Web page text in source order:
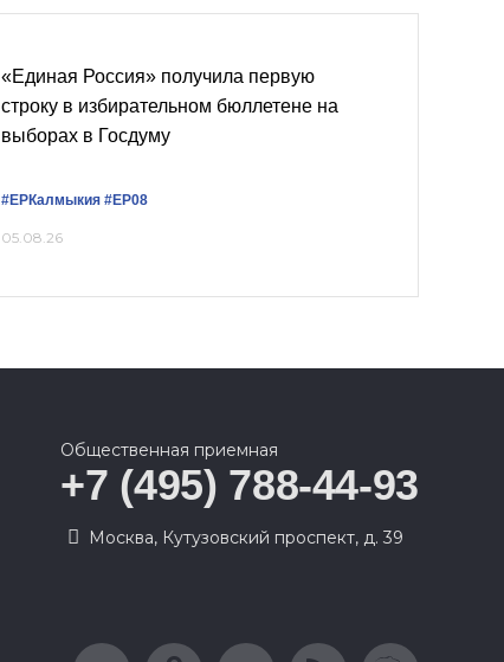
«Единая Россия» получила первую
строку в избирательном бюллетене на
выборах в Госдуму
#ЕРКалмыкия #ЕР08
05.08.26
Общественная приемная
+7 (495) 788-44-93
Москва, Кутузовский проспект, д. 39